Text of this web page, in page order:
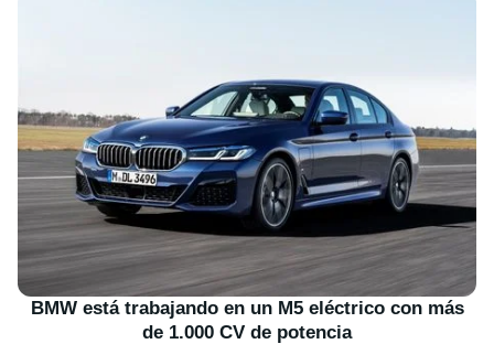
BMW está trabajando en un M5 eléctrico con más
de 1.000 CV de potencia